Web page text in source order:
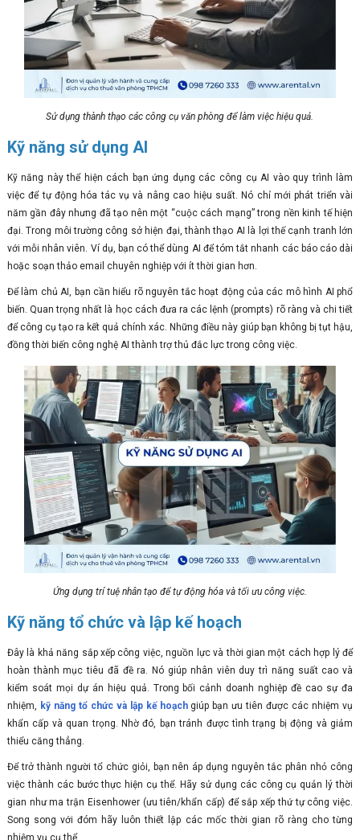
Sử dụng thành thạo các công cụ văn phòng để làm việc hiệu quả.
Kỹ năng sử dụng AI
Kỹ năng này thể hiện cách bạn ứng dụng các công cụ AI vào quy trình làm
việc để tự động hóa tác vụ và nâng cao hiệu suất. Nó chỉ mới phát triển vài
năm gần đây nhưng đã tạo nên một “cuộc cách mạng” trong nền kinh tế hiện
đại. Trong môi trường công sở hiện đại, thành thạo AI là lợi thế cạnh tranh lớn
với mỗi nhân viên. Ví dụ, bạn có thể dùng AI để tóm tắt nhanh các báo cáo dài
hoặc soạn thảo email chuyên nghiệp với ít thời gian hơn.
Để làm chủ AI, bạn cần hiểu rõ nguyên tắc hoạt động của các mô hình AI phổ
biến. Quan trọng nhất là học cách đưa ra các lệnh (prompts) rõ ràng và chi tiết
để công cụ tạo ra kết quả chính xác. Những điều này giúp bạn không bị tụt hậu,
đồng thời biến công nghệ AI thành trợ thủ đắc lực trong công việc.
Ứng dụng trí tuệ nhân tạo để tự động hóa và tối ưu công việc.
Kỹ năng tổ chức và lập kế hoạch
Đây là khả năng sắp xếp công việc, nguồn lực và thời gian một cách hợp lý để
hoàn thành mục tiêu đã đề ra. Nó giúp nhân viên duy trì năng suất cao và
kiểm soát mọi dự án hiệu quả. Trong bối cảnh doanh nghiệp đề cao sự đa
nhiệm, kỹ năng tổ chức và lập kế hoạchgiúp bạn ưu tiên được các nhiệm vụ
khẩn cấp và quan trọng. Nhờ đó, bạn tránh được tình trạng bị động và giảm
thiểu căng thẳng.
Để trở thành người tổ chức giỏi, bạn nên áp dụng nguyên tắc phân nhỏ công
việc thành các bước thực hiện cụ thể. Hãy sử dụng các công cụ quản lý thời
gian như ma trận Eisenhower (ưu tiên/khẩn cấp) để sắp xếp thứ tự công việc.
Song song với đóm hãy luôn thiết lập các mốc thời gian rõ ràng cho từng